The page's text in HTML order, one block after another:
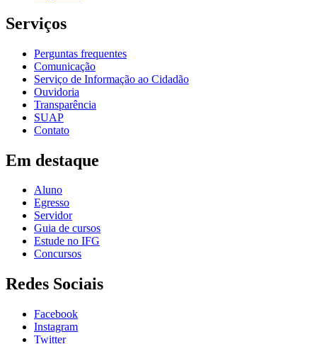
Serviços
Perguntas frequentes
Comunicação
Serviço de Informação ao Cidadão
Ouvidoria
Transparência
SUAP
Contato
Em destaque
Aluno
Egresso
Servidor
Guia de cursos
Estude no IFG
Concursos
Redes Sociais
Facebook
Instagram
Twitter